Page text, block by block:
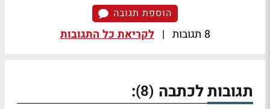
הוספת תגובה
8 תגובות | לקריאת כל התגובות
תגובות לכתבה (8)
: